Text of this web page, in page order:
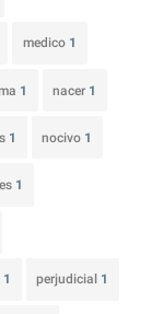
medico 1
1 nacer 1
1 nocivo 1
1
1 perjudicial 1